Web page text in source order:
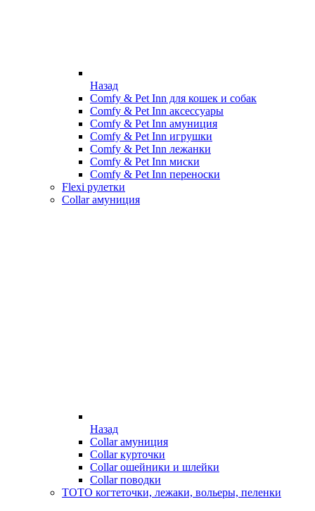
Назад
Comfy & Pet Inn для кошек и собак
Comfy & Pet Inn аксессуары
Comfy & Pet Inn амуниция
Comfy & Pet Inn игрушки
Comfy & Pet Inn лежанки
Comfy & Pet Inn миски
Comfy & Pet Inn переноски
Flexi рулетки
Collar амуниция
Назад
Collar амуниция
Collar курточки
Collar ошейники и шлейки
Collar поводки
ТОТО когтеточки, лежаки, вольеры, пеленки